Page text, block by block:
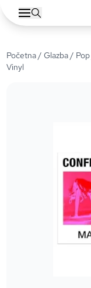
Početna/Glazba/ Pop
Vinyl